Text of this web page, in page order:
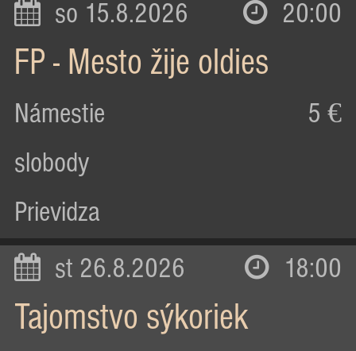
so 15.8.2026 20:00
FP - Mesto žije oldies
Námestie
slobody
Prievidza
5 €
st 26.8.2026 18:00
Tajomstvo sýkoriek